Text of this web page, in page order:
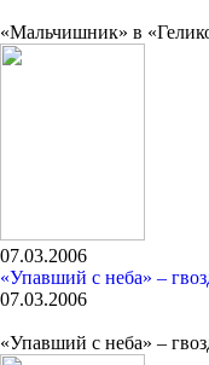
«Мальчишник» в
07.03.2006
«Упавший с неба» –
07.03.2006
«Упавший с неба» –